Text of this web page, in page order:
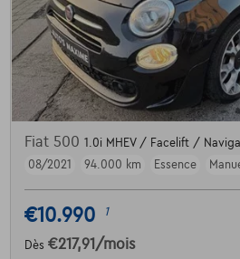
Fiat 500 1.0i MHEV / Facelift /
08/2021
94.000 km Essence
€10.990 1
Dès €217,91 /mois